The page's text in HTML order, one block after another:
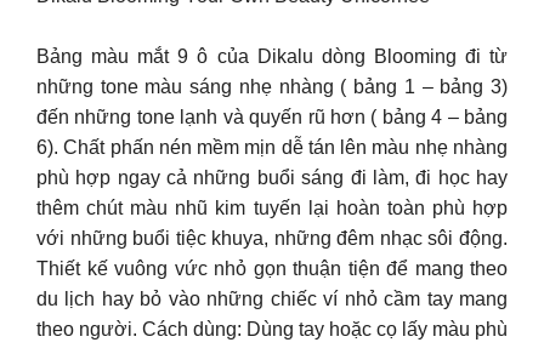
Bảng màu mắt 9 ô của Dikalu dòng Blooming đi từ
những tone màu sáng nhẹ nhàng ( bảng 1 – bảng 3)
đến những tone lạnh và quyến rũ hơn ( bảng 4 – bảng
6). Chất phấn nén mềm mịn dễ tán lên màu nhẹ nhàng
phù hợp ngay cả những buổi sáng đi làm, đi học hay
thêm chút màu nhũ kim tuyến lại hoàn toàn phù hợp
với những buổi tiệc khuya, những đêm nhạc sôi động.
Thiết kế vuông vức nhỏ gọn thuận tiện để mang theo
du lịch hay bỏ vào những chiếc ví nhỏ cầm tay mang
theo người. Cách dùng: Dùng tay hoặc cọ lấy màu phù